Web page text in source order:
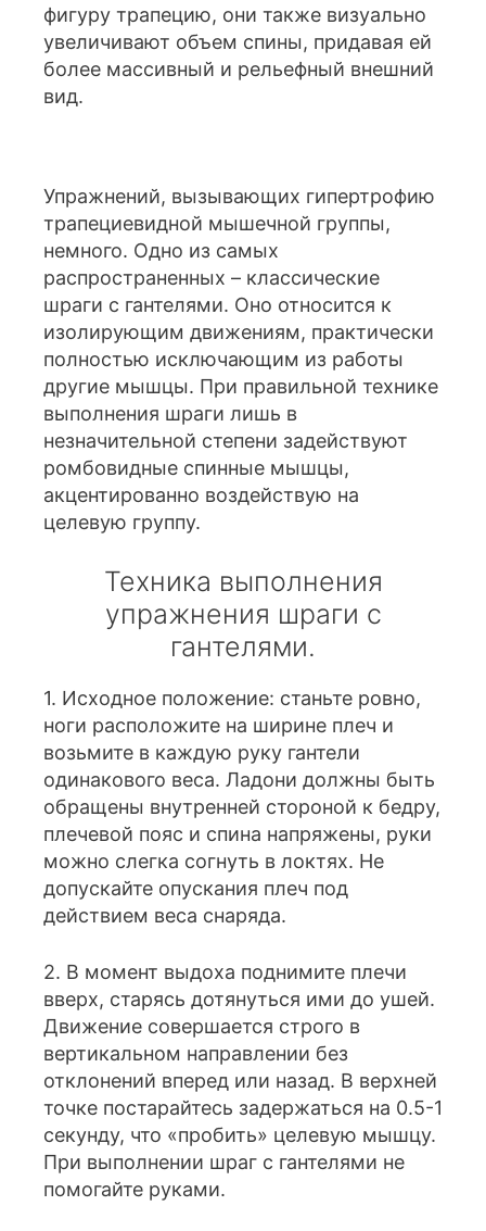
фигуру трапецию, они также визуально
увеличивают объем спины, придавая ей
более массивный и рельефный внешний
вид.
Упражнений, вызывающих гипертрофию
трапециевидной мышечной группы,
немного. Одно из самых
распространенных – классические
шраги с гантелями. Оно относится к
изолирующим движениям, практически
полностью исключающим из работы
другие мышцы. При правильной технике
выполнения шраги лишь в
незначительной степени задействуют
ромбовидные спинные мышцы,
акцентированно воздействую на
целевую группу.
Техника выполнения
упражнения шраги с
гантелями.
1. Исходное положение: станьте ровно,
ноги расположите на ширине плеч и
возьмите в каждую руку гантели
одинакового веса. Ладони должны быть
обращены внутренней стороной к бедру,
плечевой пояс и спина напряжены, руки
можно слегка согнуть в локтях. Не
допускайте опускания плеч под
действием веса снаряда.
2. В момент выдоха поднимите плечи
вверх, старясь дотянуться ими до ушей.
Движение совершается строго в
вертикальном направлении без
отклонений вперед или назад. В верхней
точке постарайтесь задержаться на 0.5-1
секунду, что «пробить» целевую мышцу.
При выполнении шраг с гантелями не
помогайте руками.